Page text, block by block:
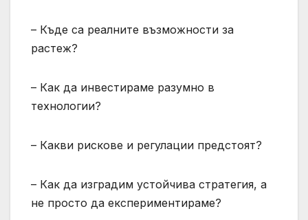
– Къде са реалните възможности за
растеж?
– Как да инвестираме разумно в
технологии?
– Какви рискове и регулации предстоят?
– Как да изградим устойчива стратегия, а
не просто да експериментираме?